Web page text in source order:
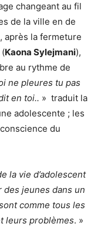
changeant au fil
de la ville en de
après la fermeture
Kaona Sylejmani),
au rythme de
ne pleures tu pas
en toi.. » traduit la
adolescente ; les
du
la vie d’adolescent
jeunes dans un
comme tous les
leurs problèmes. »